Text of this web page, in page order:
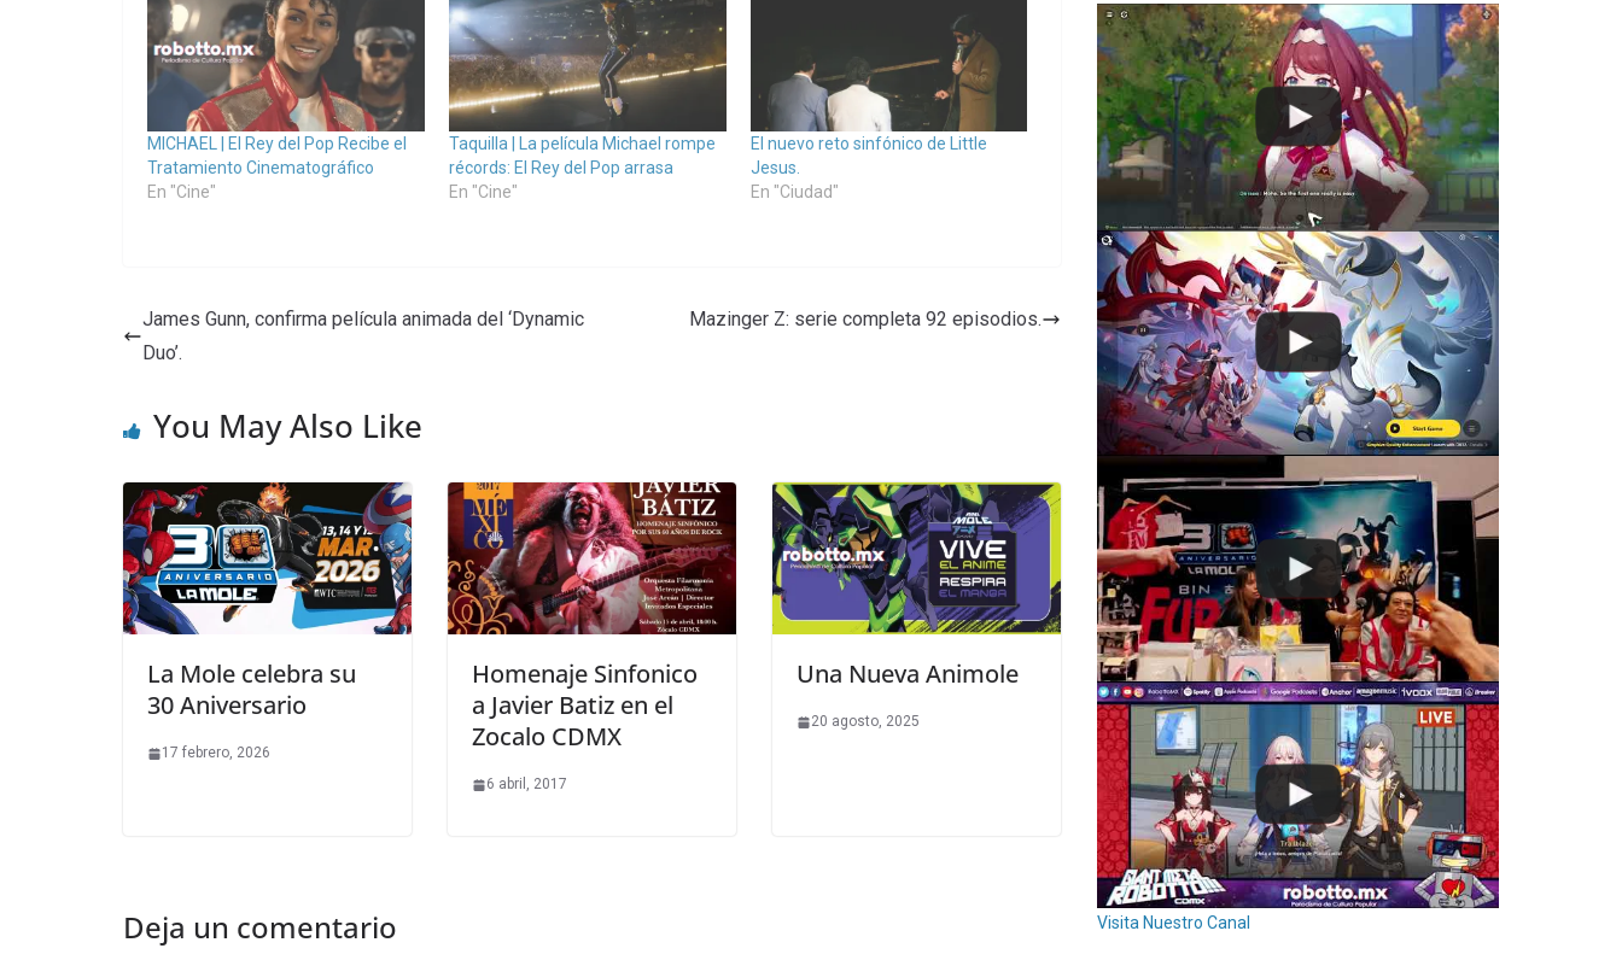
MICHAEL | El Rey del Pop Recibe el
Tratamiento Cinematográfico
En "Cine"
Taquilla | La película Michael rompe
récords: El Rey del Pop arrasa
En "Cine"
El nuevo reto sinfónico de Little
Jesus.
En "Ciudad"
James Gunn, confirma película animada del ‘Dynamic
Duo’.
Mazinger Z: serie completa 92 episodios.
You May Also Like
La Mole celebra su
30 Aniversario
17 febrero, 2026
Homenaje Sinfonico
a Javier Batiz en el
Zocalo CDMX
6 abril, 2017
Una Nueva Animole
20 agosto, 2025
Deja un comentario Visita Nuestro Canal